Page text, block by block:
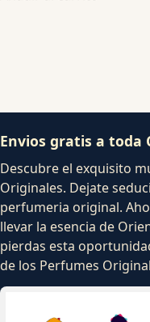
Envios gratis a toda
Descubre el exquisito
Originales. Dejate
perfumeria original.
llevar la esencia de
pierdas esta
de los Perfumes